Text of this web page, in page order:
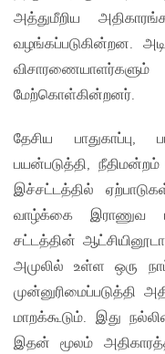
அத்துமீறிய
வழங்கப்படுகின்றன.
விசாரணையாளர்களும்
மேற்கொள்கின்றனர்.
தேசிய
பயன்படுத்தி,
இச்சட்டத்தில்
வாழ்க்கை இராணுவ
சட்டத்தின்
அமுலில் உள்ள ஒரு
முன்னுரிமைப்படுத்தி
மாறக்கூடும். இது
இதன் மூலம்